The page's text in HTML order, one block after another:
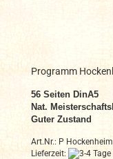
Programm
56 Seiten DinA5
Nat.
Guter Zustand
Art.Nr.: P
Lieferzeit: